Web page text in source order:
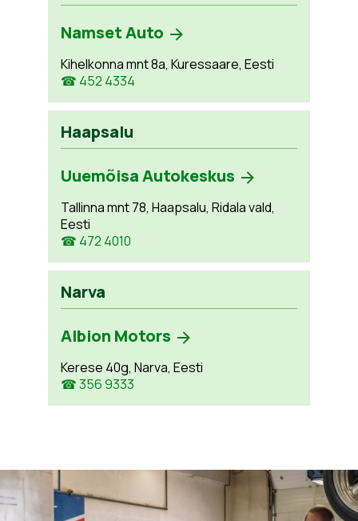
Namset Auto
Kihelkonna mnt 8a, Kuressaare, Eesti
☎ 452 4334
Haapsalu
Uuemõisa Autokeskus
Tallinna mnt 78, Haapsalu, Ridala vald,
Eesti
☎ 472 4010
Narva
Albion Motors
Kerese 40g, Narva, Eesti
☎ 356 9333